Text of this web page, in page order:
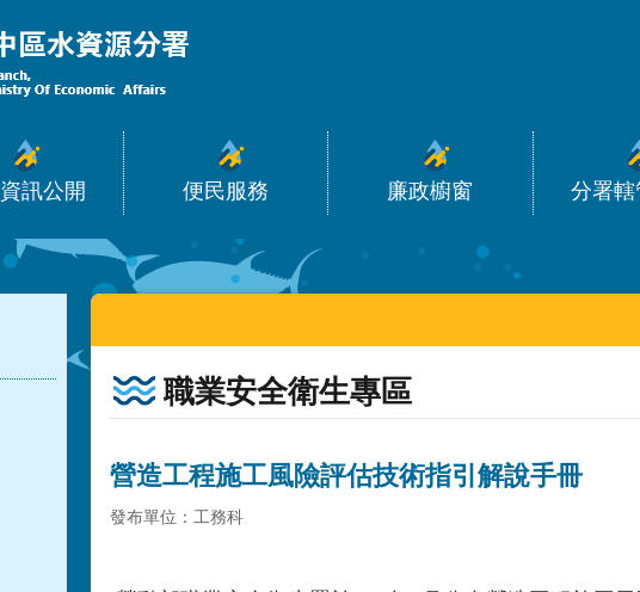
訊公開 便民服務 廉政櫥窗 分署
:::
職業安全衛生專區
營造工程施工風險評估技術指引解說手冊
發布單位：工務科